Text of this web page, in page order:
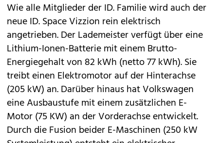
Wie alle Mitglieder der ID. Familie wird auch der
neue ID. Space Vizzion rein elektrisch
angetrieben. Der Lademeister verfügt über eine
Lithium-Ionen-Batterie mit einem Brutto-
Energiegehalt von 82 kWh (netto 77 kWh). Sie
treibt einen Elektromotor auf der Hinterachse
(205 kW) an. Darüber hinaus hat Volkswagen
eine Ausbaustufe mit einem zusätzlichen E-
Motor (75 KW) an der Vorderachse entwickelt.
Durch die Fusion beider E-Maschinen (250 kW